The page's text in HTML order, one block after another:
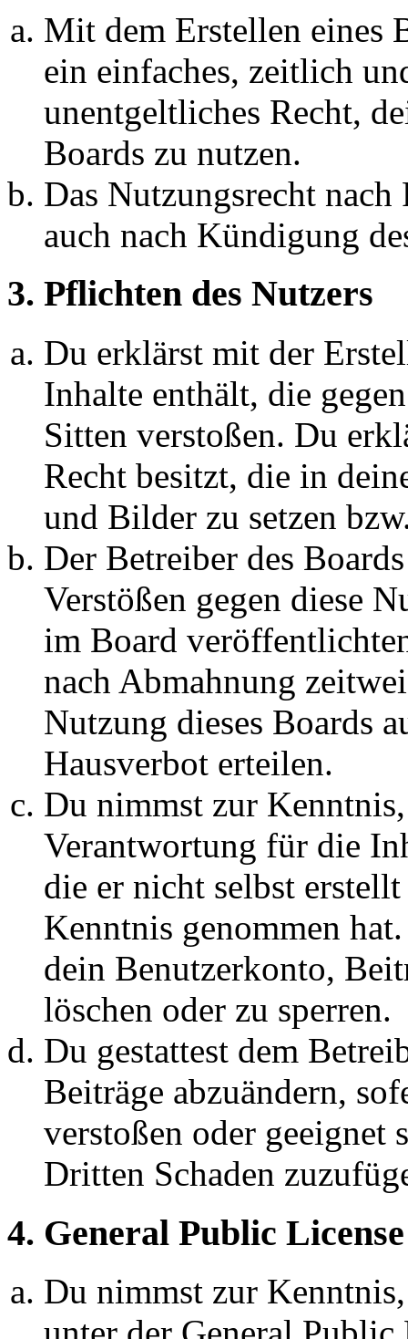
Mit dem Erstellen eines
ein einfaches, zeitlich
unentgeltliches Recht,
Boards zu nutzen.
Das Nutzungsrecht
auch nach Kündigung
3. Pflichten des Nutzers
Du erklärst mit der
Inhalte enthält, die
Sitten verstoßen. Du
Recht besitzt, die in
und Bilder zu setzen
Der Betreiber des
Verstößen gegen diese
im Board
nach Abmahnung
Nutzung dieses Boards
Hausverbot erteilen.
Du nimmst zur
Verantwortung für die
die er nicht selbst
Kenntnis genommen
dein Benutzerkonto,
löschen oder zu sperren.
Du gestattest dem
Beiträge abzuändern,
verstoßen oder geeignet
Dritten Schaden
4. General Public License
Du nimmst zur